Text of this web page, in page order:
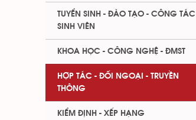
TUYỂN SINH - ĐÀO TẠO - CÔNG TÁC
SINH VIÊN
KHOA HỌC - CÔNG NGHỆ - ĐMST
HỢP TÁC - ĐỐI NGOẠI - TRUYỀN
THÔNG
KIỂM ĐỊNH - XẾP HẠNG